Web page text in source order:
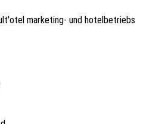
marketing- und hotelbetriebs